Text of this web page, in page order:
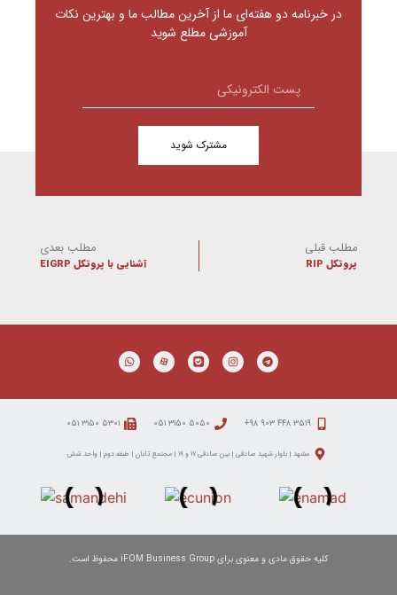
در خبرنامه دو هفته‌ای ما از آخرین مطالب ما و بهترین نکات
آموزشی مطلع شوید
مشترک شوید
مطلب قبلی
پروتکل RIP
مطلب بعدی
آشنایی با پروتکل EIGRP
۳۵۱۹ ۴۴۸ ۹۰۳ ۹۸+ ۵۰۵۰ ۳۱۵۰ ۰۵۱ ۵۳۰۱ ۳۱۵۰ ۰۵۱
مشهد | بلوار شهید صادقی | بین صادقی ۱۷ و ۱۹ | مجتمع تابان | طبقه دوم | واحد شش
کلیه حقوق مادی و معنوی برای iFOM Business Group محفوظ است.